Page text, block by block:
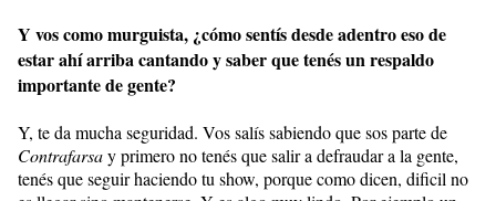
Y vos como murguista, ¿cómo sentís desde adentro eso de
estar ahí arriba cantando y saber que tenés un respaldo
importante de gente?
Y, te da mucha seguridad. Vos salís sabiendo que sos parte de
Contrafarsay primero no tenés que salir a defraudar a la gente,
tenés que seguir haciendo tu show, porque como dicen, dificil no